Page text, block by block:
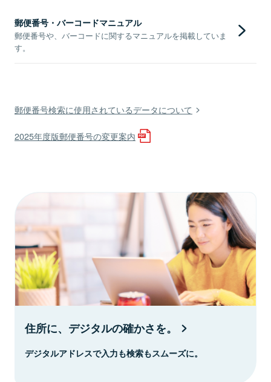
郵便番号・バーコードマニュアル
郵便番号や、バーコードに関するマニュアルを掲載していま
す。
郵便番号検索に使用されているデータについて
2025年度版郵便番号の変更案内
住所に、デジタルの確かさを。
デジタルアドレスで入力も検索もスムーズに。